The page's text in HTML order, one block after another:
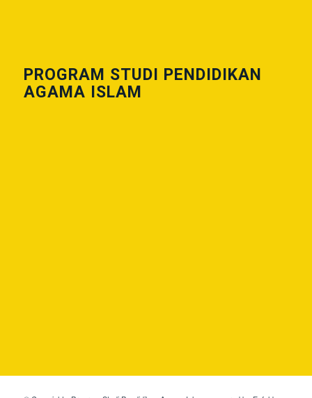
PROGRAM STUDI PENDIDIKAN
AGAMA ISLAM